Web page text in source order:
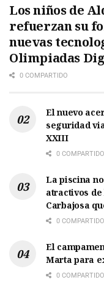
Los niños de
refuerzan su
nuevas
Olimpiadas
0 COMPARTIDO
El nuevo
seguridad
XXIII
0 COMPARTIDO
La piscina
atractivos de
Carbajosa
0 COMPARTIDO
El
Marta para
0 COMPARTIDO